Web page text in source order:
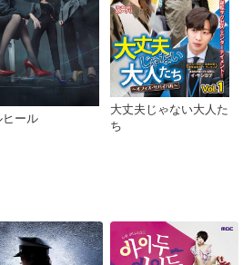
ヒール
大丈夫じゃない大人た
ち